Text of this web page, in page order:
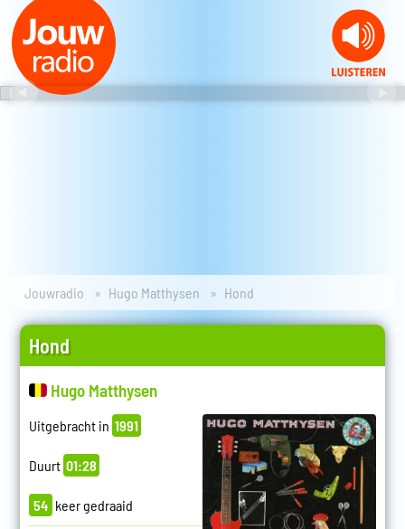
Jouwradio Hugo Matthysen Hond
Hond
Hugo Matthysen
Uitgebracht in 1991
Duurt 01:28
54 keer gedraaid